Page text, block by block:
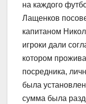
на каждого
Лащенков
капитаном
игроки дали
котором
посредника,
была
сумма была